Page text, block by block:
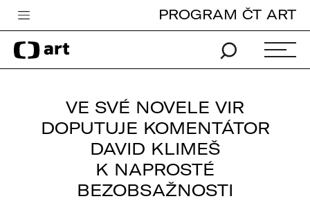
Česká televize
Zpravodajství
iVysílání
PROGRAM ČT ART
VE SVÉ NOVELE VIR
DOPUTUJE KOMENTÁTOR
DAVID KLIMEŠ
K NAPROSTÉ
BEZOBSAŽNOSTI